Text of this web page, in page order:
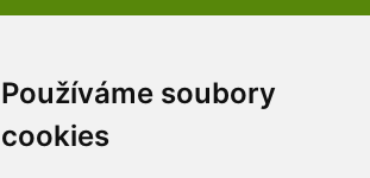
Používáme soubory
cookies